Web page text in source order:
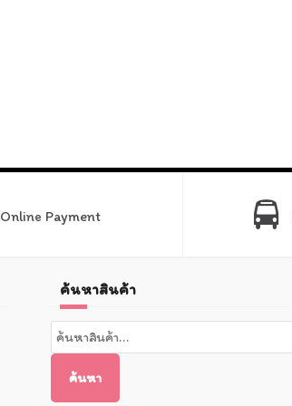
Online Payment
ค้นหาสินค้า
ค้นหา:
ค้นหา